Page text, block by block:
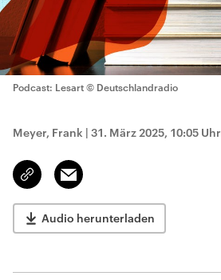
Podcast: Lesart © Deutschlandradio
Meyer, Frank | 31. März 2025, 10:05 Uhr
Link
kopieren/teilen
Email
Audio herunterladen